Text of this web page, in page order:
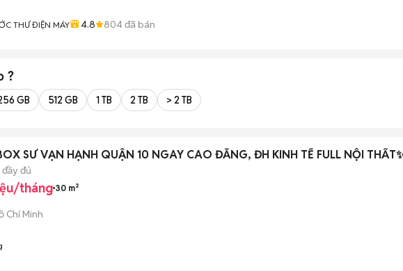
THƯ ĐIỆN MÁY 4.8 804đã bán
?
GB 512 GB 1 TB 2 TB > 2 TB
SƯ VẠN HẠNH QUẬN 10 NGAY CAO ĐẲNG, ĐH KINH TẾ FULL NỘI
đủ
tháng 30 m²
Chí Minh